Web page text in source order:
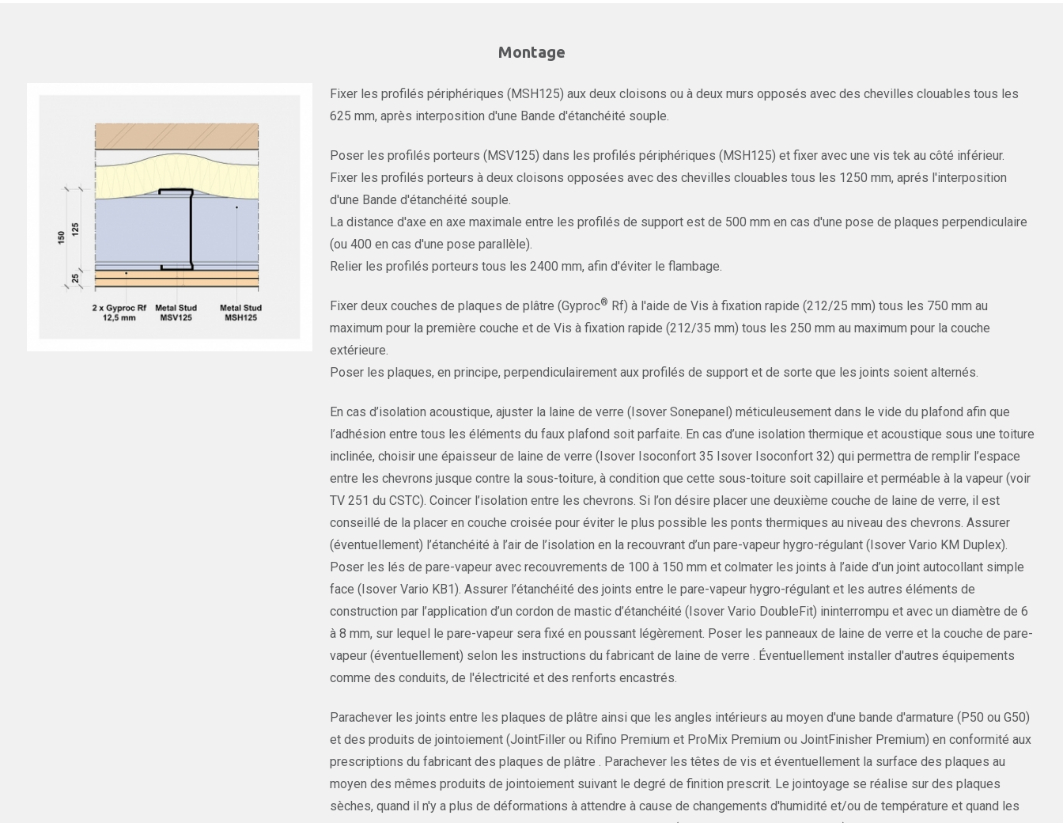
Montage
Fixer les profilés périphériques (MSH125) aux deux cloisons ou à deux murs opposés avec des chevilles clouables tous les
625 mm, après interposition d'une Bande d'étanchéité souple.
Poser les profilés porteurs (MSV125) dans les profilés périphériques (MSH125) et fixer avec une vis tek au côté inférieur.
Fixer les profilés porteurs à deux cloisons opposées avec des chevilles clouables tous les 1250 mm, aprés l'interposition
d'une Bande d'étanchéité souple.
La distance d'axe en axe maximale entre les profilés de support est de 500 mm en cas d'une pose de plaques perpendiculaire
(ou 400 en cas d'une pose parallèle).
Relier les profilés porteurs tous les 2400 mm, afin d'éviter le flambage.
Fixer deux couches de plaques de plâtre (Gyproc® Rf) à l'aide de Vis à fixation rapide (212/25 mm) tous les 750 mm au
maximum pour la première couche et de Vis à fixation rapide (212/35 mm) tous les 250 mm au maximum pour la couche
extérieure.
Poser les plaques, en principe, perpendiculairement aux profilés de support et de sorte que les joints soient alternés.
En cas d’isolation acoustique, ajuster la laine de verre (Isover Sonepanel) méticuleusement dans le vide du plafond afin que
l’adhésion entre tous les éléments du faux plafond soit parfaite. En cas d’une isolation thermique et acoustique sous une toiture
inclinée, choisir une épaisseur de laine de verre (Isover Isoconfort 35 Isover Isoconfort 32) qui permettra de remplir l’espace
entre les chevrons jusque contre la sous-toiture, à condition que cette sous-toiture soit capillaire et perméable à la vapeur (voir
TV 251 du CSTC). Coincer l’isolation entre les chevrons. Si l’on désire placer une deuxième couche de laine de verre, il est
conseillé de la placer en couche croisée pour éviter le plus possible les ponts thermiques au niveau des chevrons. Assurer
(éventuellement) l’étanchéité à l’air de l’isolation en la recouvrant d’un pare-vapeur hygro-régulant (Isover Vario KM Duplex).
Poser les lés de pare-vapeur avec recouvrements de 100 à 150 mm et colmater les joints à l’aide d’un joint autocollant simple
face (Isover Vario KB1). Assurer l’étanchéité des joints entre le pare-vapeur hygro-régulant et les autres éléments de
construction par l’application d’un cordon de mastic d’étanchéité (Isover Vario DoubleFit) ininterrompu et avec un diamètre de 6
à 8 mm, sur lequel le pare-vapeur sera fixé en poussant légèrement. Poser les panneaux de laine de verre et la couche de pare-
vapeur (éventuellement) selon les instructions du fabricant de laine de verre . Éventuellement installer d'autres équipements
comme des conduits, de l'électricité et des renforts encastrés.
Parachever les joints entre les plaques de plâtre ainsi que les angles intérieurs au moyen d'une bande d'armature (P50 ou G50)
et des produits de jointoiement (JointFiller ou Rifino Premium et ProMix Premium ou JointFinisher Premium) en conformité aux
prescriptions du fabricant des plaques de plâtre . Parachever les têtes de vis et éventuellement la surface des plaques au
moyen des mêmes produits de jointoiement suivant le degré de finition prescrit. Le jointoyage se réalise sur des plaques
sèches, quand il n'y a plus de déformations à attendre à cause de changements d'humidité et/ou de température et quand les